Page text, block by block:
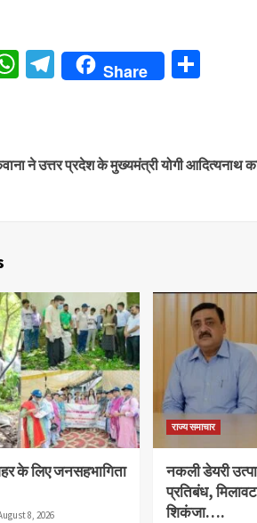
WhatsApp
Telegram
Share
ने उत्तर प्रदेश के मुख्यमंत्री योगी आदित्यनाथ
के लिए जनसहभागिता
8, 2026
राज्य समाचार
नकली डेयरी
प्रतिबंध,
शिकंजा….